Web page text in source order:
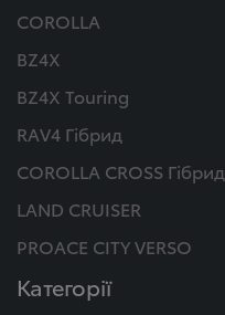
COROLLA
BZ4X
BZ4X Touring
RAV4 Гібрид
COROLLA CROSS Гібрид
LAND CRUISER
PROACE CITY VERSO
Категорії